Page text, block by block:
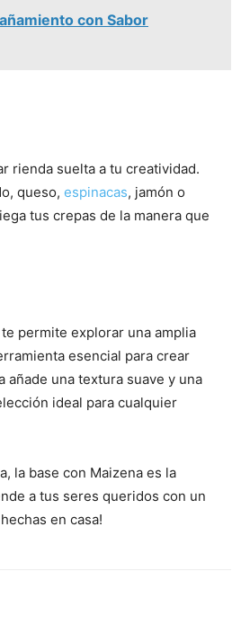
con Sabor
rienda suelta a tu creatividad.
queso, espinacas, jamón o
tus crepas de la manera que
permite explorar una amplia
esencial para crear
añade una textura suave y una
ideal para cualquier
la base con Maizena es la
a tus seres queridos con un
en casa!